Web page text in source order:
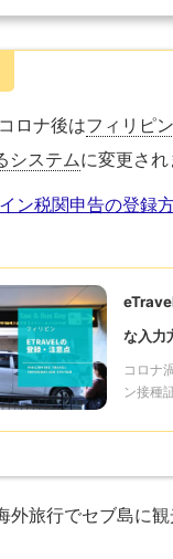
ロナ後はフィリピ
システムに変更され
ン税関申告の登録
な入力
コロナ
ン接種
外旅行でセブ島に